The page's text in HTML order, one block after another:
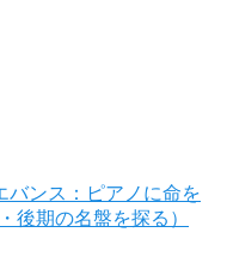
バンス：ピアノに命を
後期の名盤を探る）